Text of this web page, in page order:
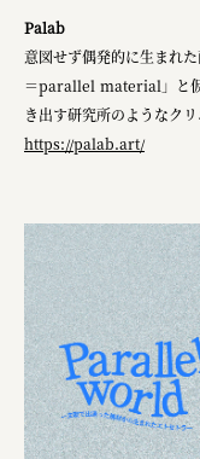
Palab
意図せず偶発的に生まれ
＝parallel material」と
き出す研究所のようなクリ
https://palab.art/